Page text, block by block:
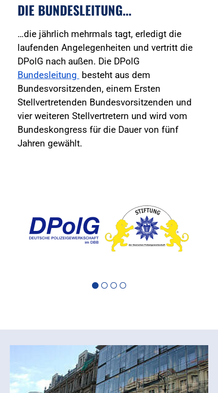
DIE BUNDESLEITUNG...
…die jährlich mehrmals tagt, erledigt die
laufenden Angelegenheiten und vertritt die
DPolG nach außen. Die DPolG
Bundesleitung besteht aus dem
Bundesvorsitzenden, einem Ersten
Stellvertretenden Bundesvorsitzenden und
vier weiteren Stellvertretern und wird vom
Bundeskongress für die Dauer von fünf
Jahren gewählt.